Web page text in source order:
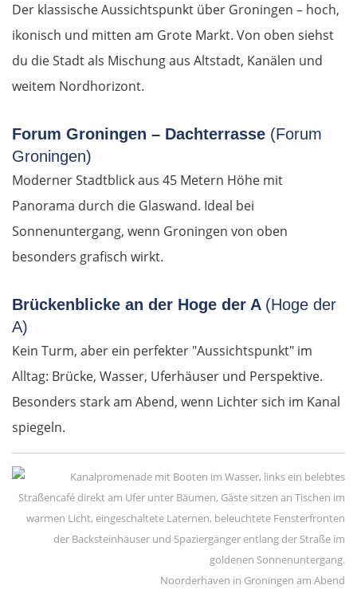
Der klassische Aussichtspunkt über Groningen – hoch,
ikonisch und mitten am Grote Markt. Von oben siehst
du die Stadt als Mischung aus Altstadt, Kanälen und
weitem Nordhorizont.
Forum Groningen – Dachterrasse (Forum
Groningen)
Moderner Stadtblick aus 45 Metern Höhe mit
Panorama durch die Glaswand. Ideal bei
Sonnenuntergang, wenn Groningen von oben
besonders grafisch wirkt.
Brückenblicke an der Hoge der A (Hoge der
A)
Kein Turm, aber ein perfekter "Aussichtspunkt" im
Alltag: Brücke, Wasser, Uferhäuser und Perspektive.
Besonders stark am Abend, wenn Lichter sich im Kanal
spiegeln.
Noorderhaven in Groningen am Abend
Osijek
Varaždin
Slowenien
Italien
Triest
Venedig
Padua
Ferrara